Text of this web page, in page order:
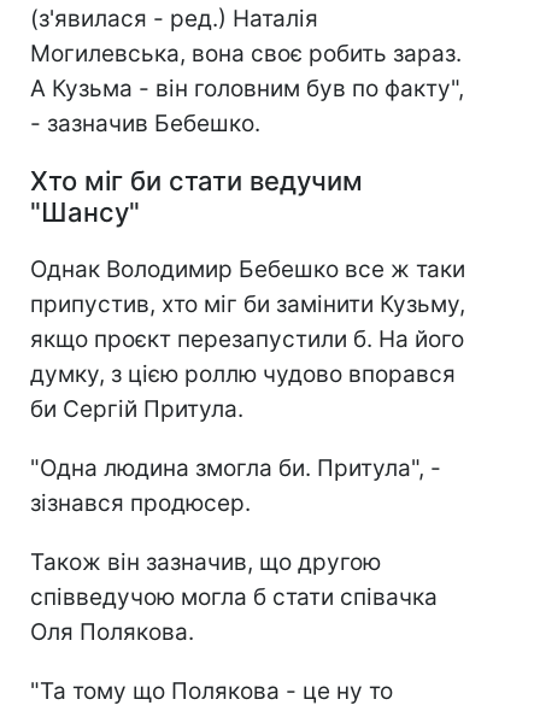
(з'явилася - ред.) Наталія
Могилевська, вона своє робить зараз.
А Кузьма - він головним був по факту",
- зазначив Бебешко.
Хто міг би стати ведучим
"Шансу"
Однак Володимир Бебешко все ж таки
припустив, хто міг би замінити Кузьму,
якщо проєкт перезапустили б. На його
думку, з цією роллю чудово впорався
би Сергій Притула.
"Одна людина змогла би. Притула", -
зізнався продюсер.
Також він зазначив, що другою
співведучою могла б стати співачка
Оля Полякова.
"Та тому що Полякова - це ну то